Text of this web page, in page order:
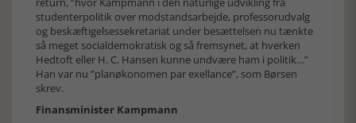
studenterpolitik over modstandsarbejde, professorudvalg
og beskæftigelsessekretariat under besættelsen nu tænkte
så meget socialdemokratisk og så fremsynet, at hverken
Hedtoft eller H. C. Hansen kunne undvære ham i politik…”
Han var nu ”planøkonomen par exellance”, som Børsen
skrev.
Finansminister Kampmann